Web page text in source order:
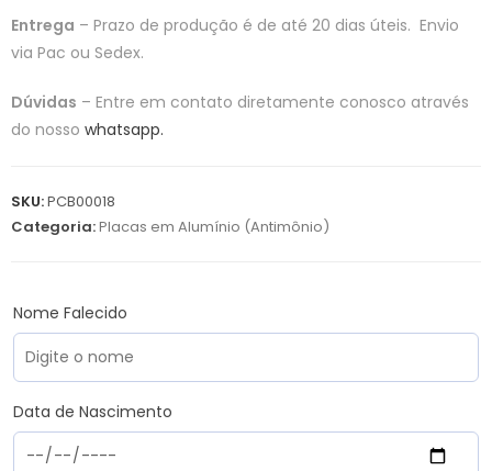
Entrega – Prazo de produção é de até 20 dias úteis. Envio
via Pac ou Sedex.
Dúvidas – Entre em contato diretamente conosco através
do nosso whatsapp.
SKU:PCB00018
Categoria:Placas em Alumínio (Antimônio)
Nome Falecido
Data de Nascimento